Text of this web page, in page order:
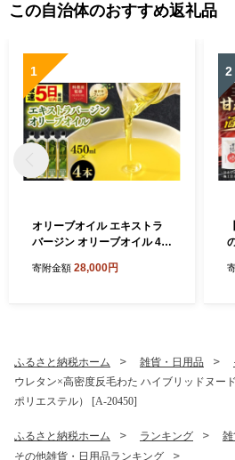
この自治体のおすすめ返礼品
1
オリーブオイル エキストラ
バージン オリーブオイル 45
箱入り 料理長監修の絶妙ブ
ト 贈答 贈り物 [B-20503]
寄附金額 28,000円
2
6]
ふるさと納税ホーム 雑貨・日用品
ウレタン×高密度反毛わた ハイブリッドヌー
ポリエステル） [A-20450]
ふるさと納税ホーム ランキング
その他雑貨・日用品ランキング